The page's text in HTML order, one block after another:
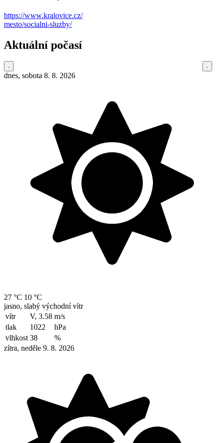
https://www.kralovice.cz/
mesto/socialni-sluzby/
Aktuální počasí
dnes, sobota 8. 8. 2026
27 °C 10 °C
jasno, slabý východní vítr
vítr
V, 3.58 m/s
tlak
1022
hPa
vlhkost 38
%
zítra, neděle 9. 8. 2026